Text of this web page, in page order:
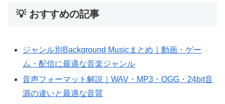
💡 おすすめの記事
ジャンル別Background Musicまとめ｜動画・ゲー
ム・配信に最適な音楽ジャンル
音声フォーマット解説｜WAV・MP3・OGG・24bit音
源の違いと最適な音質